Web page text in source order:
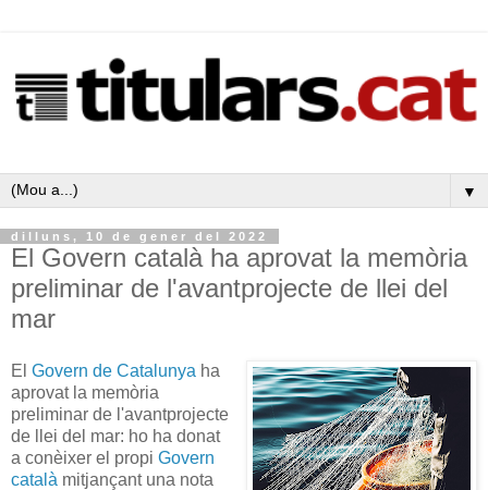
▼
dilluns, 10 de gener del 2022
El Govern català ha aprovat la memòria
preliminar de l'avantprojecte de llei del
mar
El Govern de Catalunya ha
aprovat la memòria
preliminar de l'avantprojecte
de llei del mar: ho ha donat
a conèixer el propi Govern
català mitjançant una nota